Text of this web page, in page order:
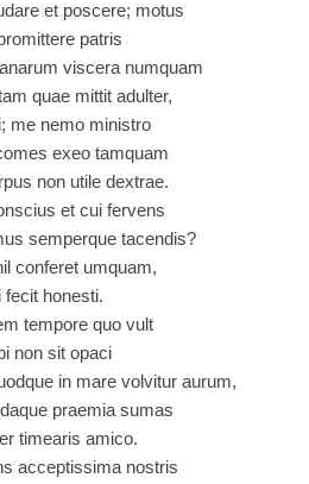
et poscere; motus
patris
viscera numquam
quae mittit adulter,
me nemo ministro
exeo tamquam
non utile dextrae.
et cui fervens
semperque tacendis?
conferet umquam,
fecit honesti.
tempore quo vult
non sit opaci
in mare volvitur aurum,
praemia sumas
timearis amico.
acceptissima nostris